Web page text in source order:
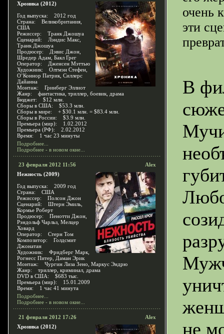
Хроника (2012)
Год выпуска: 2012 год
Страна: Великобритания,
США
Режиссер: Транк Джошуа
Сценарий: Лэндис Макс,
Транк Джошуа
Продюсер: Дэвис Джон,
Шредер Адам, Бакл Грег
Оператор: Дженсен Мэттью
Художник: Олтмэн Стефен,
О’Коннор Патрик, Силлерс
Дайанна
Монтаж: Гринберг Эллиот
Жанр: фантастика, триллер, боевик, драма
Бюджет: $12 млн.
Сборы в США: $53.3 млн.
Сборы в мире: + $30.1 млн. = $83.4 млн.
Сборы в России: $3.9 млн.
Премьера (мир): 1.02.2012
Премьера (РФ): 2.02.2012
Время: 1 час 23 минуты
Подробнее...
Подробнее - в новом окне...
23 февраля 2012 11:56
Alex
Нежность (2009)
Год выпуска: 2009 год
Страна: США
Режиссер: Полсон Джон
Сценарий: Штерн Эмиль,
Кормье Роберт
Продюсер: Пенотти Джон,
Рэндольф Чарльз, Мелцер
Ховард
Оператор: Стерн Том
Композитор: Голдсмит
Джонатан
Художник: Фридберг Марк,
Рогнесс Питер, Даман Эрик
Монтаж: Чургин Лиза Зено, Маркус Эндрю
Жанр: триллер, криминал, драма
DVD в США: $683 тыс.
Премьера (мир): 15.01.2009
Время: 1 час 41 минута
Подробнее...
Подробнее - в новом окне...
21 февраля 2012 17:26
Alex
Хроника (2012)
очень
эти
В
не